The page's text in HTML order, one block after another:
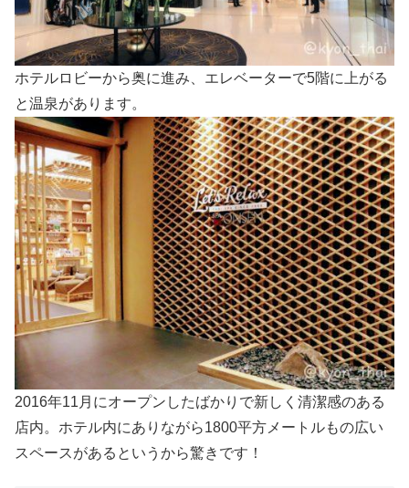
ホテルロビーから奥に進み、エレベーターで5階に上がる
と温泉があります。
2016年11月にオープンしたばかりで新しく清潔感のある
店内。ホテル内にありながら1800平方メートルもの広い
スペースがあるというから驚きです！